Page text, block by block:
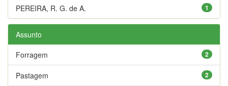
1
PEREIRA, R. G. de A.
Assunto
2
Forragem
2
Pastagem